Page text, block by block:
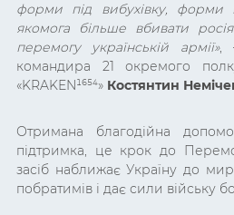
форми під вибухівку,
якомога більше вбивати
перемогу українській армії»,
командира 21 окремого
«KRAKEN¹⁶⁵⁴» Костянтин
Отримана благодійна
підтримка, це крок до
засіб наближає Україну до
побратимів і дає сили війську